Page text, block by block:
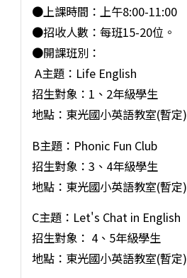
●上課時間：上午8:00-11:00
●招收人數：每班15-20位。
●開課班別：
A主題：Life English
招生對象：1、2年級學生
地點：東光國小英語教室(暫定)
B主題：Phonic Fun Club
招生對象：3、4年級學生
地點：東光國小英語教室(暫定)
C主題：Let's Chat in English
招生對象： 4、5年級學生
地點：東光國小英語教室(暫定)